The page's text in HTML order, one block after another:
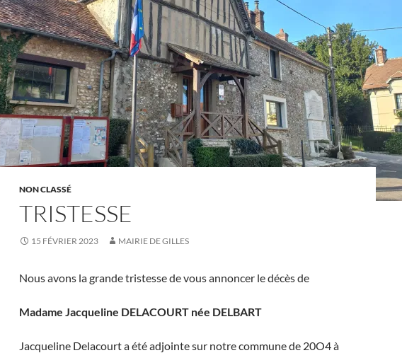
NON CLASSÉ
TRISTESSE
15 FÉVRIER 2023 MAIRIE DE GILLES
Nous avons la grande tristesse de vous annoncer le décès de
Madame Jacqueline DELACOURT née DELBART
Jacqueline Delacourt a été adjointe sur notre commune de 20O4 à